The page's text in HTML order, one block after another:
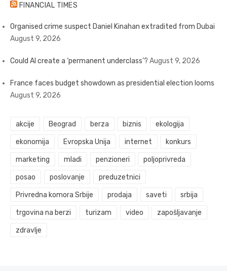
FINANCIAL TIMES
Organised crime suspect Daniel Kinahan extradited from Dubai
August 9, 2026
Could AI create a ‘permanent underclass’? August 9, 2026
France faces budget showdown as presidential election looms
August 9, 2026
akcije Beograd berza biznis ekologija
ekonomija Evropska Unija internet konkurs
marketing mladi penzioneri poljoprivreda
posao poslovanje preduzetnici
Privredna komora Srbije prodaja saveti srbija
trgovina na berzi turizam video zapošljavanje
zdravlje